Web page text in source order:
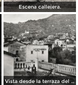
Escena callejera.
Vista desde la terraza del Hotel Taxqueño